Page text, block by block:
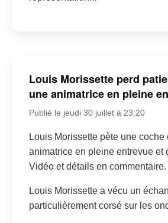
Louis Morissette perd
une animatrice en pleine
Publié le jeudi 30 juillet à 23:20
Louis Morissette pète une coche
animatrice en pleine entrevue et
Vidéo et détails en commentaire.
Louis Morissette a vécu un
particulièrement corsé sur les